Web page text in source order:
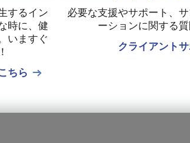
するイン
時に、健
いますぐ
ちら
必要な支援やサポート、
ーションに関する
クライアント